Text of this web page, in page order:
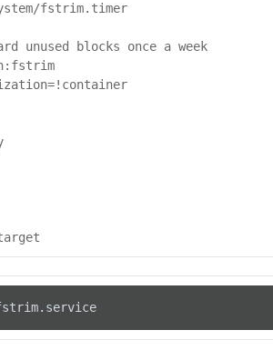
fstrim.timer
unused blocks once a week